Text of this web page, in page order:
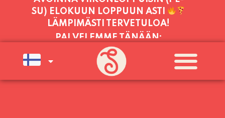
PALVELEMME PÄIVITTÄIN (MA-SU
KLO 11-21) SUNNUNTAIHIN 16.8.
SAAKKA JONKA JÄLKEEN OLEMME
AVOINNA VIIKONLOPPUISIN (PE-
SU) ELOKUUN LOPPUUN ASTI
LÄMPIMÄSTI TERVETULOA!